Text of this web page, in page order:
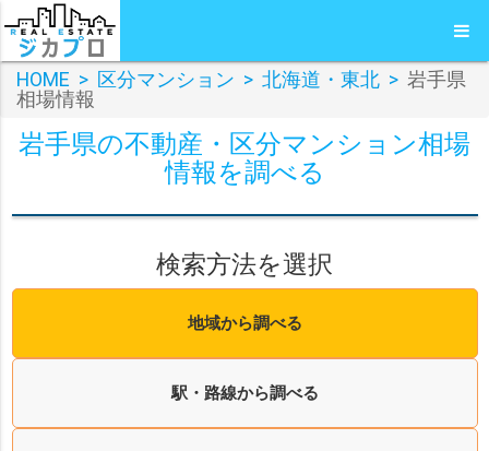
HOME > 区分マンション > 北海道・東北 > 岩手県
相場情報
岩手県の不動産・区分マンション相場
情報を調べる
検索方法を選択
地域から調べる
駅・路線から調べる